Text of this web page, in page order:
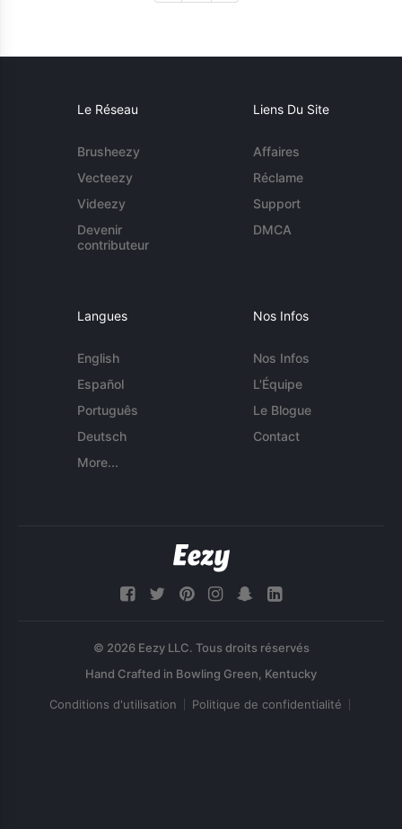
Le Réseau
Brusheezy
Vecteezy
Videezy
Devenir
contributeur
Liens Du Site
Affaires
Réclame
Support
DMCA
Langues
English
Español
Português
Deutsch
More...
Nos Infos
Nos Infos
L'Équipe
Le Blogue
Contact
© 2026 Eezy LLC. Tous droits réservés
Conditions d'utilisation Politique de confidentialité